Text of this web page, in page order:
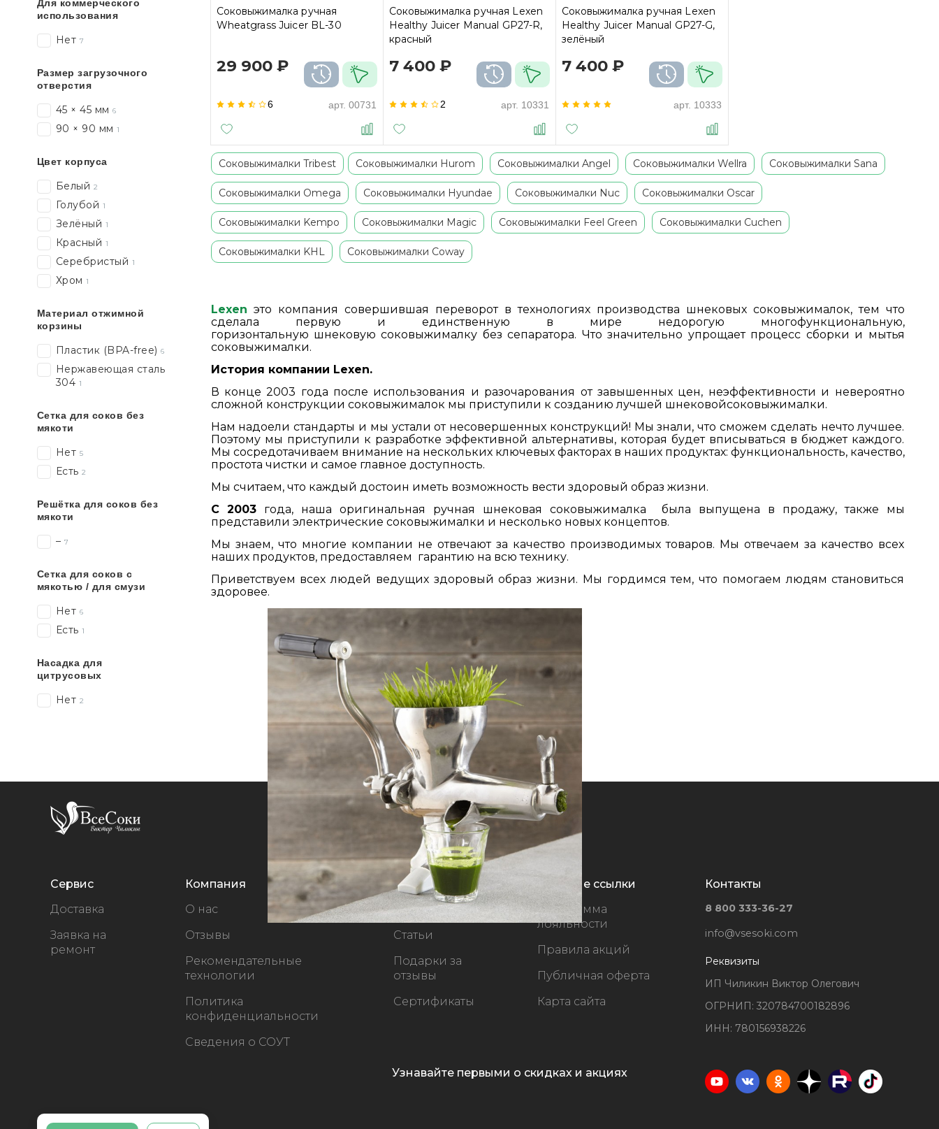
Соковыжималка ручная
Wheatgrass Juicer BL-30
29 900 ₽
6 арт. 00731
Соковыжималка ручная Lexen
Healthy Juicer Manual GP27-R,
красный
7 400 ₽
2 арт. 10331
Соковыжималка ручная Lexen
Healthy Juicer Manual GP27-G,
зелёный
7 400 ₽
арт. 10333
Соковыжималки Tribest Соковыжималки Hurom Соковыжималки Angel Соковыжималки Wellra Соковыжималки Sana
Соковыжималки Omega Соковыжималки Hyundae Соковыжималки Nuc Соковыжималки Oscar
Соковыжималки Kempo Соковыжималки Magic Соковыжималки Feel Green Соковыжималки Cuchen
Соковыжималки KHL Соковыжималки Coway
Lexen это компания совершившая переворот в технологиях производства шнековыхсоковыжималок, тем что
сделала первую и единственную в мире недорогую многофункциональную,
горизонтальную шнековуюсоковыжималку без сепаратора. Что значительно упрощает процесс сборки и мытья
соковыжималки.
История компании Lexen.
В конце 2003 года после использования и разочарования от завышенных цен, неэффективности и невероятно
сложной конструкции соковыжималок мы приступили к созданию лучшей шнековойсоковыжималки.
Нам надоели стандарты и мы устали от несовершенных конструкций! Мы знали, что сможем сделать нечто лучшее.
Поэтому мы приступили к разработке эффективной альтернативы, которая будет вписываться в бюджет каждого.
Мы сосредотачиваем внимание на нескольких ключевых факторах в наших продуктах: функциональность, качество,
простота чистки и самое главное доступность.
Мы считаем, что каждый достоин иметь возможность вести здоровый образ жизни.
С 2003 года, наша оригинальная ручная шнековая
соковыжималка была выпущена в продажу, также мы
представили электрические соковыжималки и несколько новых концептов.
Мы знаем, что многие компании не отвечают за качество производимых товаров. Мы отвечаем за качество всех
наших продуктов, предоставляем гарантию на всютехнику.
Приветствуем всех людей ведущих здоровый образ жизни. Мы гордимся тем, что помогаем людям становиться
здоровее.
Для коммерческого
использования
Нет 7
Размер загрузочного
отверстия
45 × 45 мм 6
90 × 90 мм 1
Цвет корпуса
Белый 2
Голубой 1
Зелёный 1
Красный 1
Серебристый 1
Хром 1
Материал отжимной
корзины
Пластик (BPA-free) 6
Нержавеющая сталь
304 1
Сетка для соков без
мякоти
Нет 5
Есть 2
Решётка для соков без
мякоти
– 7
Сетка для соков с
мякотью / для смузи
Нет 6
Есть 1
Насадка для
цитрусовых
Нет 2
Сервис
Доставка
Заявка на
ремонт
Компания
О нас
Отзывы
Рекомендательные
технологии
Политика
конфиденциальности
Сведения о СОУТ
Важное
Новости
Статьи
Подарки за
отзывы
Сертификаты
Быстрые ссылки
Программа
лояльности
Правила акций
Публичная оферта
Карта сайта
Контакты
8 800 333-36-27
info@vsesoki.com
Реквизиты
ИП Чиликин Виктор Олегович
ОГРНИП: 320784700182896
ИНН: 780156938226
Узнавайте первыми о скидках и акциях